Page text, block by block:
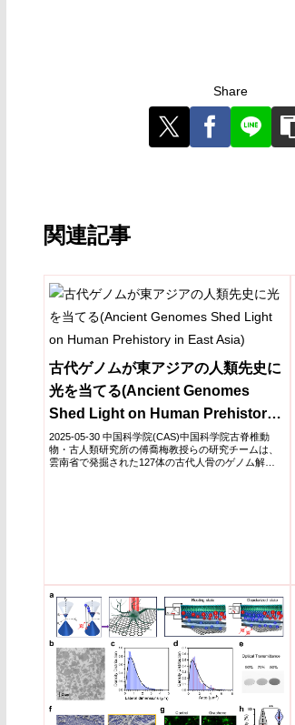
Share
関連記事
古代ゲノムが東アジアの人類先史に
光を当てる(Ancient Genomes
Shed Light on Human Prehistory
in East Asia)
2025-05-30 中国科学院(CAS)中国科学院古脊椎動
物・古人類研究所の傅喬梅教授らの研究チームは、
雲南省で発掘された127体の古代人骨のゲノム解析